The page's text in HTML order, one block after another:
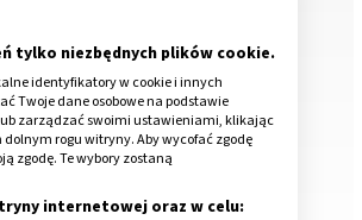
dzieci?
tylko niezbędnych plików cookie.
identyfikatory w cookie i innych
Twoje dane osobowe na podstawie
zarządzać swoimi ustawieniami, klikając
rogu witryny. Aby wycofać zgodę
zgodę. Te wybory zostaną
internetowej oraz w celu: